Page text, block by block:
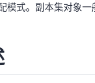
模式。副本集对象